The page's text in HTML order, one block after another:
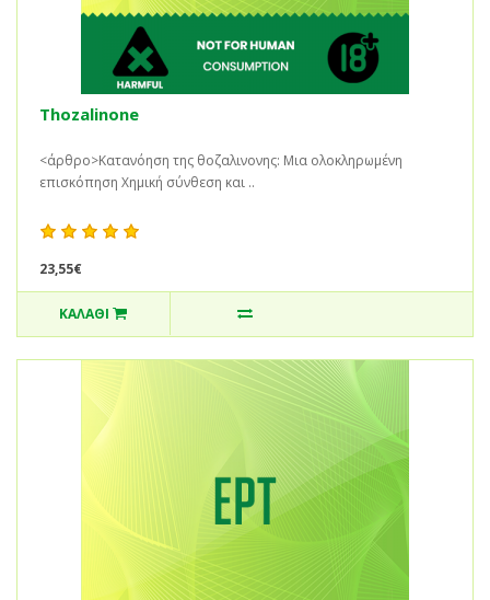
Thozalinone
<άρθρο>Κατανόηση της θοζαλινονης: Μια ολοκληρωμένη
επισκόπηση Χημική σύνθεση και ..
23,55€
ΚΑΛΆΘΙ